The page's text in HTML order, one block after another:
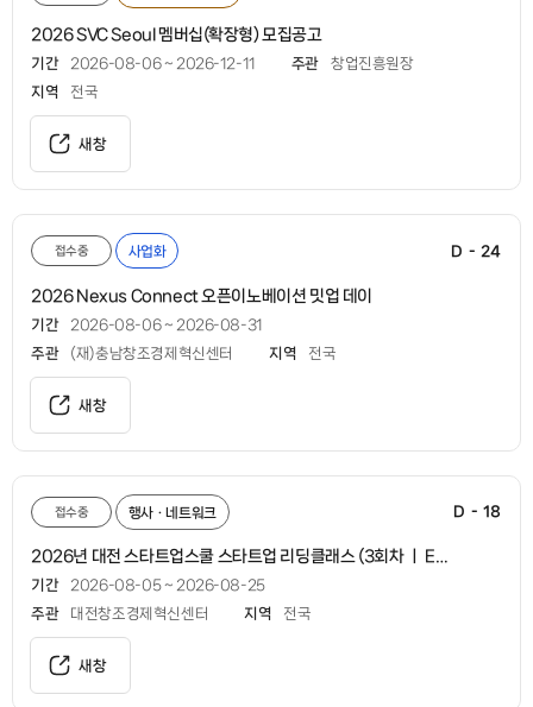
2026 SVC Seoul 멤버십(확장형) 모집공고
기간 2026-08-06 ~ 2026-12-11 주관
창업진흥원장
지역
전국
새창
접수중 사업화 D - 24
2026 Nexus Connect 오픈이노베이션 밋업 데이
기간
2026-08-06 ~ 2026-08-31
주관
(재)충남창조경제혁신센터 지역 전국
새창
접수중 행사ㆍ네트워크 D - 18
2026년 대전 스타트업스쿨 스타트업 리딩클래스 (3회차 ㅣ ESG와 기후테크를 활용한 스타트업 투자유치 전략)
기간
2026-08-05 ~ 2026-08-25
주관
대전창조경제혁신센터 지역 전국
새창